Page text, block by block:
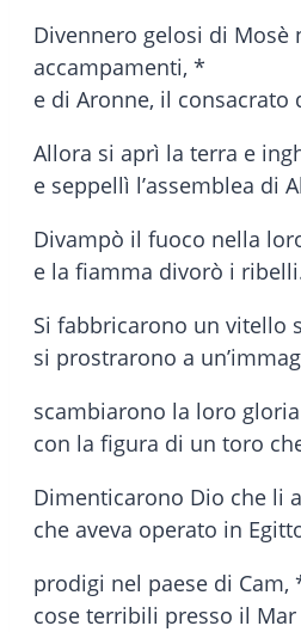
Divennero gelosi di Mosè
accampamenti, *
e di Aronne, il consacrato
Allora si aprì la terra e
e seppellì l’assemblea di
Divampò il fuoco nella
e la fiamma divorò i
Si fabbricarono un vitello
si prostrarono a
scambiarono la loro
con la figura di un toro
Dimenticarono Dio che li
che aveva operato in
prodigi nel paese di Cam,
cose terribili presso il Mar